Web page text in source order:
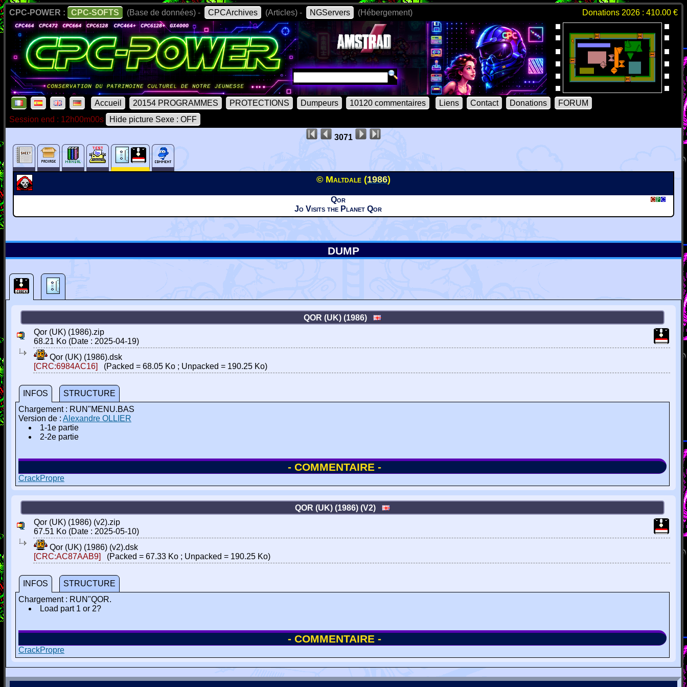
CPC-POWER : CPC-SOFTS (Base de données) - CPCArchives (Articles) - NGServers (Hébergement) Donations 2026 : 410.00 €
Accueil 20154 PROGRAMMES PROTECTIONS Dumpeurs 10120 commentaires Liens Contact Donations
FORUM
Session end : 12h00m00s
Hide picture Sexe : OFF
3071
© Maltdale (1986)
Qor
Jo Visits the Planet Qor
DUMP
QOR (UK) (1986)
Qor (UK) (1986).zip
68.21 Ko (Date : 2025-04-19)
Qor (UK) (1986).dsk
[CRC:6984AC16]
(Packed = 68.05 Ko ; Unpacked = 190.25 Ko)
INFOS
STRUCTURE
Chargement : RUN"MENU.BAS
Version de : Alexandre OLLIER
1-1e partie
2-2e partie
- COMMENTAIRE -
CrackPropre
QOR (UK) (1986) (V2)
Qor (UK) (1986) (v2).zip
67.51 Ko (Date : 2025-05-10)
Qor (UK) (1986) (v2).dsk
[CRC:AC87AAB9]
(Packed = 67.33 Ko ; Unpacked = 190.25 Ko)
INFOS
STRUCTURE
Chargement : RUN"QOR.
Load part 1 or 2?
- COMMENTAIRE -
CrackPropre